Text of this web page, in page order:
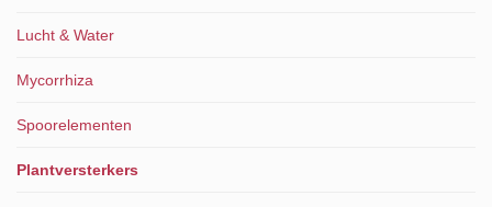
Lucht & Water
Mycorrhiza
Spoorelementen
Plantversterkers